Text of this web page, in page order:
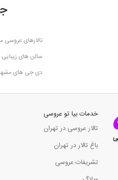
تالارهای عروسی
سالن های
دی جی های
خدمات بیا تو عروسی
تالار عروسی در تهران
باغ تالار در تهران
تشریفات عروسی